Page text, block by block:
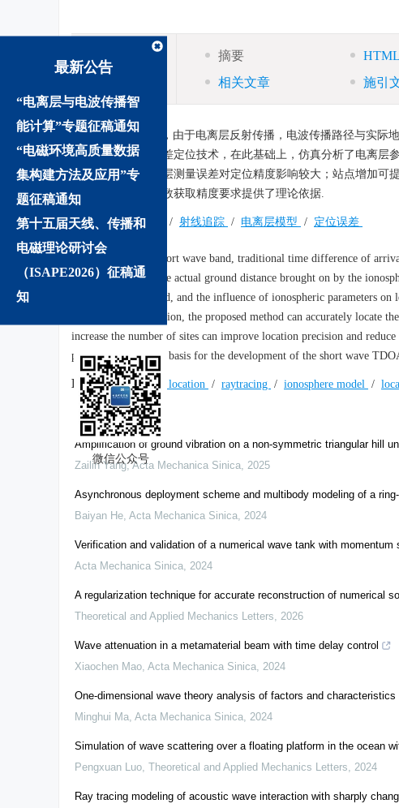
最新公告
“电离层与电波传播智
能计算”专题征稿通知
“电磁环境高质量数据
集构建方法及应用”专
题征稿通知
第十五届天线、传播和
电磁理论研讨会
（ISAPE2026）征稿通
知
微信公众号
摘要
摘要
相关文章
施引
摘要:在短波波段，由于电离层反射传播，电波传播路径与实际
射线追踪技术的时差定位技术，在此基础上，仿真分析了电离层
确定位目标；电离层测量误差对定位精度影响较大；站点增加可
研制以及电离层参数获取精度要求提供了理论依据.
关键词: 时差定位 / 射线追踪 / 电离层模型 / 定位误差
Abstract:
In the short wave band, traditional time difference of
the radio path and the actual ground distance brought on by the
technique is proposed, and the influence of ionospheric parameters
ionospheric information, the proposed method can accurately locate
increase the number of sites can improve location precision and
provide a theoretical basis for the development of the short wave
Keywords: TDOA location / raytracing / ionosphere model /
We recommend
Amplification of ground vibration on a non-symmetric triangular hill
Zailin Yang,Acta Mechanica Sinica, 2025
Asynchronous deployment scheme and multibody modeling of a
Baiyan He, Acta Mechanica Sinica, 2024
Verification and validation of a numerical wave tank with momentum
Acta Mechanica Sinica, 2024
A regularization technique for accurate reconstruction of numerical
Theoretical and Applied Mechanics Letters, 2026
Wave attenuation in a metamaterial beam with time delay control
Xiaochen Mao, Acta Mechanica Sinica, 2024
One-dimensional wave theory analysis of factors and
Minghui Ma, Acta Mechanica Sinica, 2024
Simulation of wave scattering over a floating platform in the ocean
Pengxuan Luo, Theoretical and Applied Mechanics Letters, 2024
Ray tracing modeling of acoustic wave interaction with sharply